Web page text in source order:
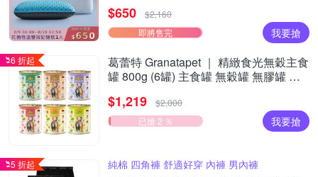
$650
$2,160
即將售完
我要搶
6 折起
葛蕾特 Granatapet ｜ 精緻食光無穀主食
罐 800g (6罐) 主食罐 無穀罐 無膠罐 主
$1,219
$2,000
已搶 2 ％
我要搶
5 折起 純棉 四角褲 舒適好穿 內褲 男內褲